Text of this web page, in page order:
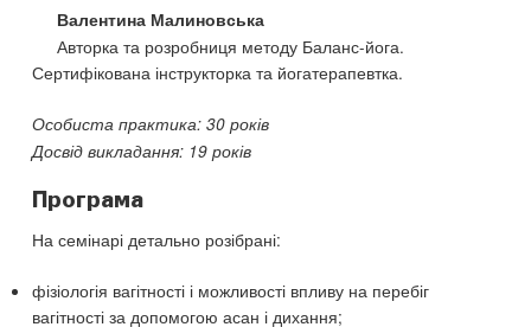
Валентина Малиновська
Авторка та розробниця методу Баланс-йога.
Сертифікована інструкторка та йогатерапевтка.
Особиста практика: 30 років
Досвід викладання: 19 років
Програма
На семінарі детально розібрані:
фізіологія вагітності і можливості впливу на перебіг
вагітності за допомогою асан і дихання;